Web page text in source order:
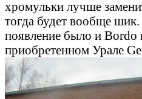
хромульки лучше
тогда будет вообще
появление было и Bordo
приобретенном Урале